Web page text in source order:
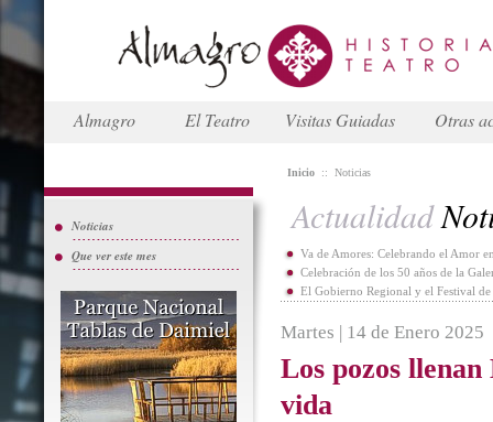
Almagro El Teatro Visitas Guiadas Otras
Noticias
Que ver este mes
Inicio :: Noticias
Actualidad
Va de Amores: Celebrando el Amor
Celebración de los 50 años de la
El Gobierno Regional y el Festival
Martes | 14 de Enero 2025
Los pozos
vida